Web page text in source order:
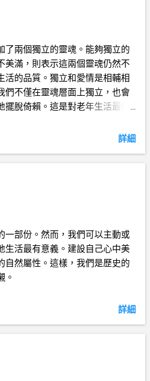
了兩個獨立的靈魂。能夠獨立的
美滿，則表示這兩個靈魂仍然不
活的品質。獨立和愛情是相輔相
們不僅在靈魂層面上獨立，也會
脫倚賴。這是對老年生活最好
詳細
一部份。然而，我們可以主動或
生活最有意義。建設自己心中美
自然屬性。這樣，我們是歷史的
。
詳細